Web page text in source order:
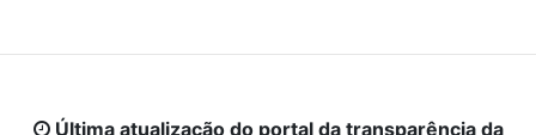
Última atualização do portal da transparência da